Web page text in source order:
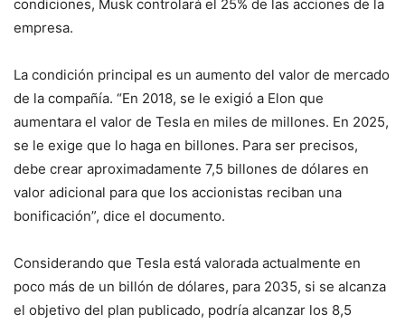
condiciones, Musk controlará el 25% de las acciones de la
empresa.
La condición principal es un aumento del valor de mercado
de la compañía. “En 2018, se le exigió a Elon que
aumentara el valor de Tesla en miles de millones. En 2025,
se le exige que lo haga en billones. Para ser precisos,
debe crear aproximadamente 7,5 billones de dólares en
valor adicional para que los accionistas reciban una
bonificación”, dice el documento.
Considerando que Tesla está valorada actualmente en
poco más de un billón de dólares, para 2035, si se alcanza
el objetivo del plan publicado, podría alcanzar los 8,5